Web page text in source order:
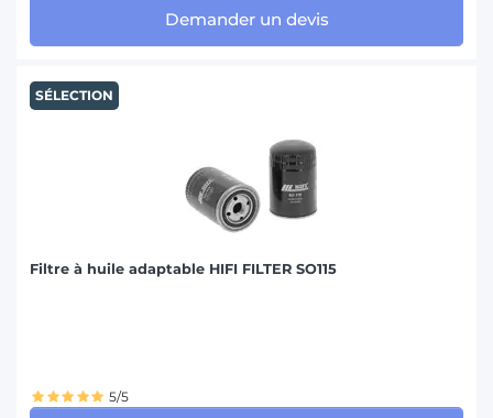
Demander un devis
SÉLECTION
Filtre à huile adaptable HIFI FILTER SO115
5/5